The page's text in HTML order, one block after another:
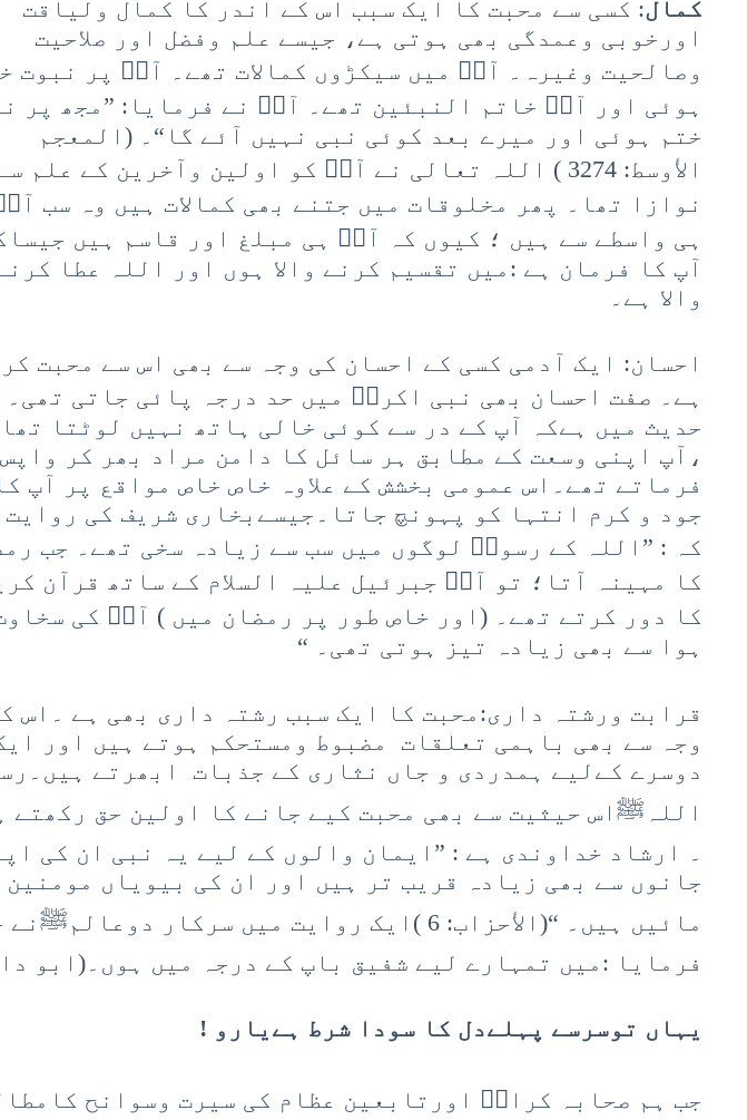
کمال: کسی سے محبت کا ایک سبب اس کے اندر کا کمال ولیاقت
اورخوبی وعمدگی بھی ہوتی ہے، جیسے علم وفضل اور صلاحیت
وصالحیت وغیرہ۔ آپؐ میں سیکڑوں کمالات تھے۔ آپؐ پر نبوت
ہوئی اور آپؐ خاتم النبئین تھے۔ آپؐ نے فرمایا: ”مجھ پر
ختم ہوئی اور میرے بعد کوئی نبی نہیں آئے گا“۔ (المعجم
الأوسط: 3274 ) اللہ تعالی نے آپؐ کو اولین وآخرین کے علم
نوازا تھا۔ پھر مخلوقات میں جتنے بھی کمالات ہیں وہ سب
ہی واسطے سے ہیں ؛ کیوں کہ آپؐ ہی مبلغ اور قاسم ہیں
آپ کا فرمان ہے :میں تقسیم کرنے والا ہوں اور اللہ عطا
والا ہے۔
احسان: ایک آدمی کسی کے احسان کی وجہ سے بھی اس سے محبت
ہے۔ صفت احسان بھی نبی اکرمؐ میں حد درجہ پائی جاتی تھی۔
حدیث میں ہےکہ آپ کے در سے کوئی خالی ہاتھ نہیں لوٹتا تھا
،آپ اپنی وسعت کے مطابق ہر سائل کا دامن مراد بھر کر واپس
فرماتے تھے۔اس عمومی بخشش کے علاوہ خاص خاص مواقع پر آپ کا
جود و کرم انتہا کو پہونچ جاتا۔جیسےبخاری شریف کی روایت
کہ : ”اللہ کے رسولؐ لوگوں میں سب سے زیادہ سخی تھے۔ جب
کا مہینہ آتا؛ تو آپؐ جبرئیل علیہ السلام کے ساتھ قرآن
کا دور کرتے تھے۔ (اور خاص طور پر رمضان میں ) آپؐ کی
ہوا سے بھی زیادہ تیز ہوتی تھی۔ “
قرابت ورشتہ داری:محبت کا ایک سبب رشتہ داری بھی ہے ۔اس
وجہ سے بھی باہمی تعلقات مضبوط ومستحکم ہوتے ہیں اور
دوسرے کےلیے ہمدردی و جاں نثاری کے جذبات ابھرتے
اللہﷺاس حیثیت سے بھی محبت کیے جانے کا اولین حق رکھتے
۔ ارشاد خداوندی ہے : ”ایمان والوں کے لیے یہ نبی ان کی
جانوں سے بھی زیادہ قریب تر ہیں اور ان کی بیویاں مومنین
مائیں ہیں۔ “(الأحزاب: 6 )ایک روایت میں سرکار
فرمایا :میں تمہارے لیے شفیق باپ کے درجہ میں ہوں۔(ابو
یہاں توسرسے پہلےدل کا سودا شرط ہےیارو !
جب ہم صحابہ کرامؓ اورتابعین عظام کی سیرت وسوانح